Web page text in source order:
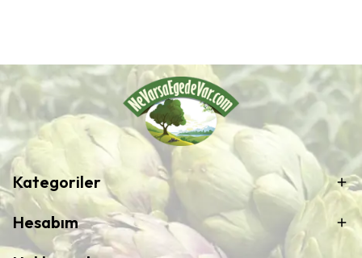
Kategoriler
Hesabım